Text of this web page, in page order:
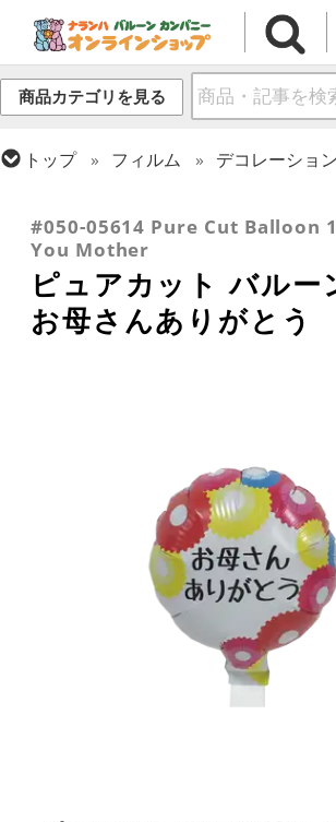
商品カテゴリを見る
トップ フィルム デコレーション
#050-05614 Pure Cut Balloon
You Mother
ピュアカット バルー
お母さんありがとう